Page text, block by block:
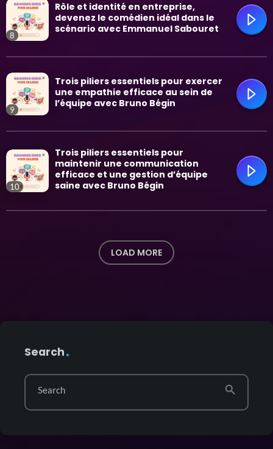
trending_flat
trending_flat
8
Rôle et identité en entreprise,
devenez le comédien idéal dans le
scénario avec Emmanuel Sabouret
trending_flat
9
Trois piliers essentiels pour exercer
une empathie efficace au sein de
l’équipe avec Bruno Bégin
10
Trois piliers essentiels pour
maintenir une communication
efficace et une gestion d’équipe
saine avec Bruno Bégin
LOAD MORE
Search
Search search